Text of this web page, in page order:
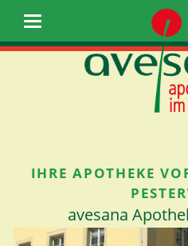
IHRE APOTHEKE
avesana